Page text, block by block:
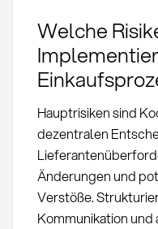
Welche
Hauptrisiken sind
dezentralen
Änderungen und
Verstöße.
Kommunikation